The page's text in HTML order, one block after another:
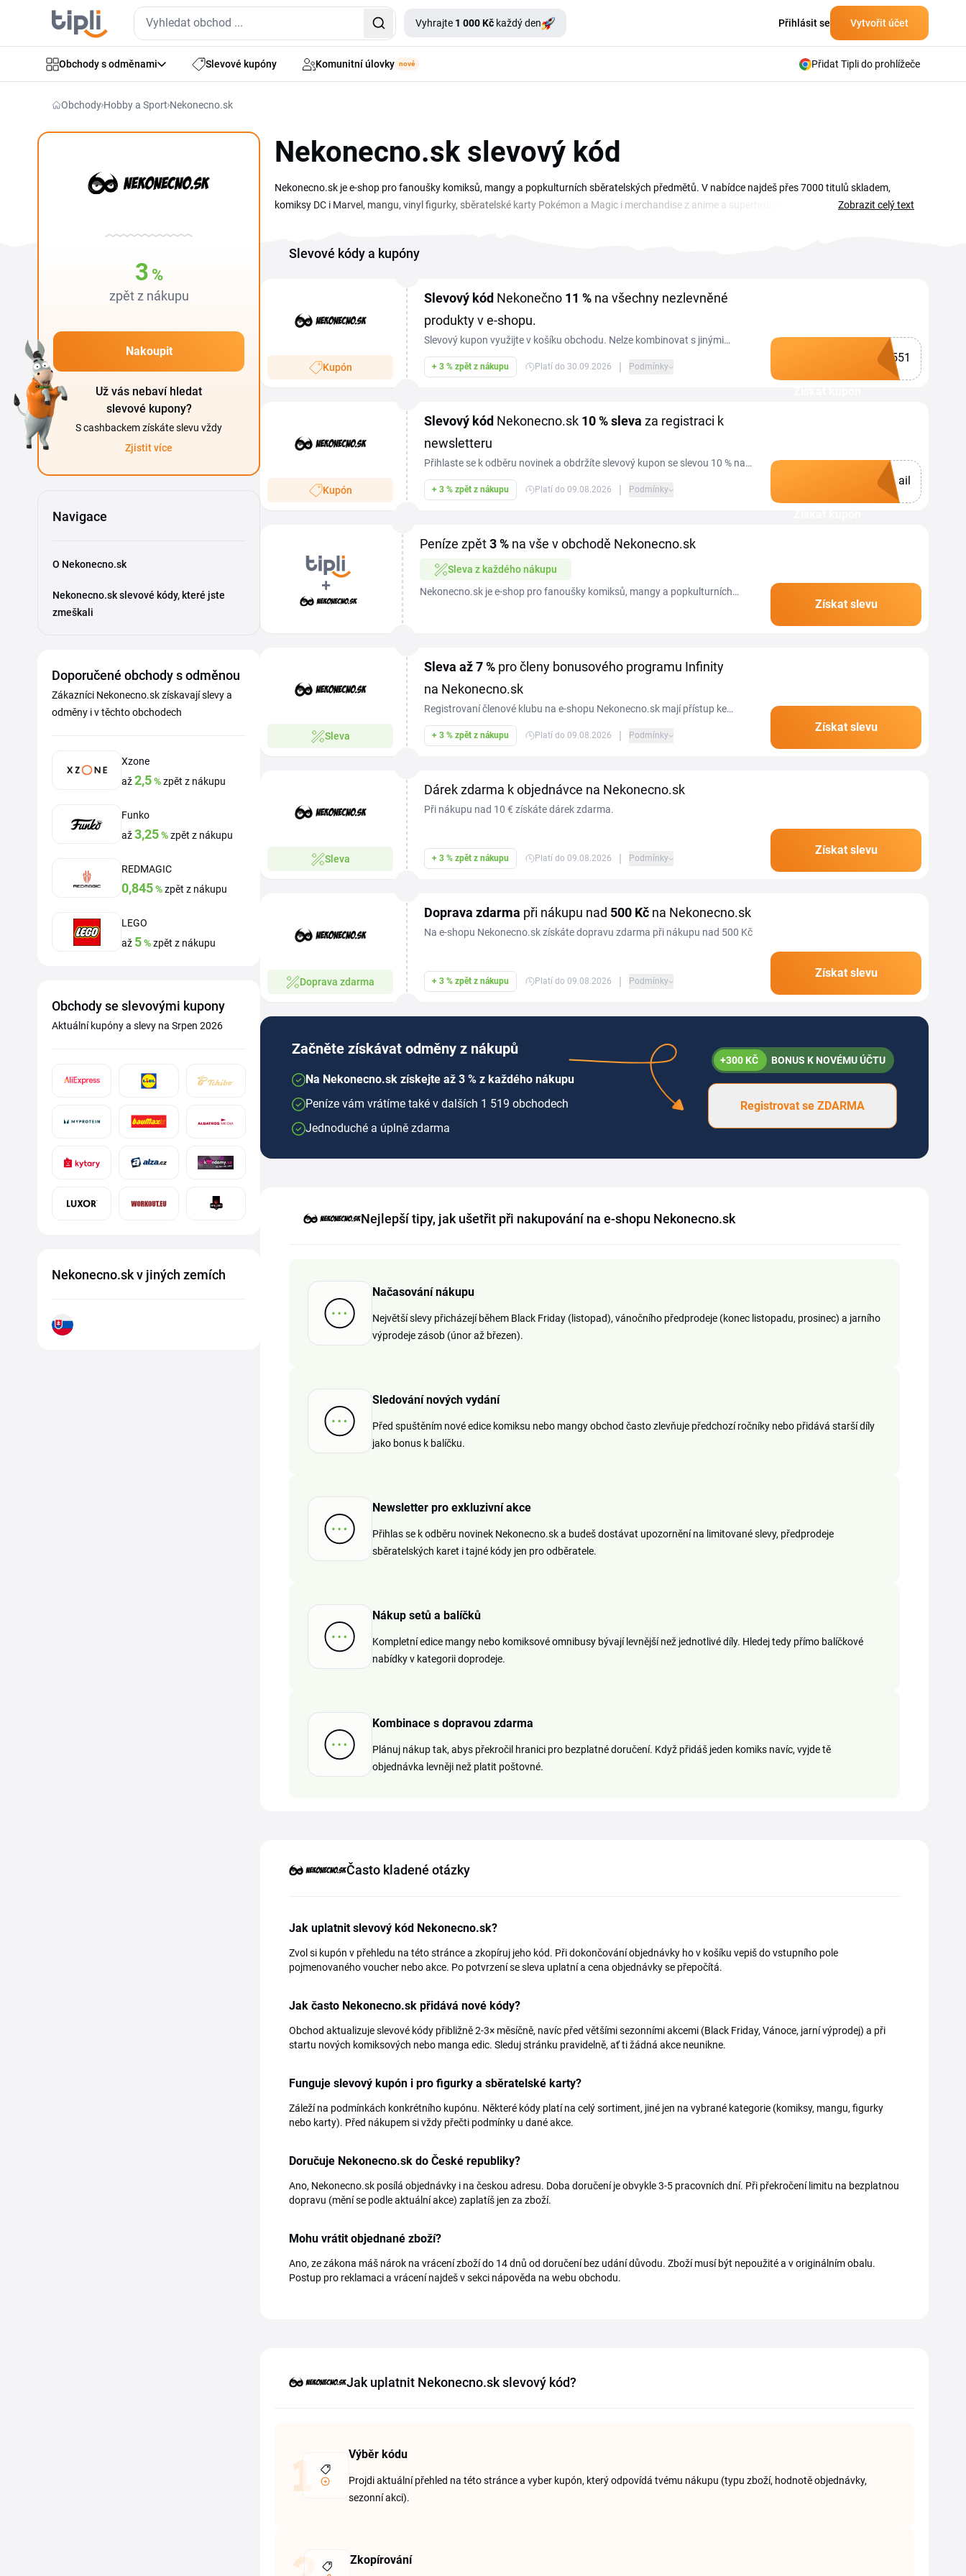
Vyhrajte 1 000 Kč každý den Přihlásit se Vytvořit účet
Obchody s odměnami Slevové kupóny Komunitní úlovky nové Přidat Tipli do prohlížeče
Obchody Hobby a Sport Nekonecno.sk
3 %
zpět z nákupu
Nakoupit
Už vás nebaví hledat
slevové kupony?
S cashbackem získáte slevu vždy
Zjistit více
Navigace
O Nekonecno.sk
Nekonecno.sk slevové kódy, které jste
zmeškali
Doporučené obchody s odměnou
Zákazníci Nekonecno.sk získavají slevy a
odměny i v těchto obchodech
Xzone
až2,5%zpět z nákupu
Funko
až3,25%zpět z nákupu
REDMAGIC
0,845%zpět z nákupu
LEGO
až 5%zpět z nákupu
Obchody se slevovými kupony
Aktuální kupóny a slevy na Srpen 2026
Nekonecno.sk v jiných zemích
Nekonecno.sk slevový kód
Nekonecno.sk je e-shop pro fanoušky komiksů, mangy a popkulturních sběratelských předmětů. V nabídce najdeš přes 7000 titulů skladem,
komiksy DC i Marvel, mangu, vinyl figurky, sběratelské karty Pokémon a Magic i merchandise z anime a superhrdinských sérií. Se slevovým
Sleduj stránku, ať ti neuteče žádná akce na nový komiksový týden ani skladový doprodej.
Zobrazit celý text
Slevové kódy a kupóny
Kupón
Slevový kód Nekonečno 11 % na všechny nezlevněné
produkty v e-shopu.
Slevový kupon využijte v košíku obchodu. Nelze kombinovat s jinými
slevami a/nebo s věrnostními body Infinito.
+ 3 % zpět z nákupu Platí do 30.09.2026 | Podmínky
551
Kupón
Slevový kód Nekonecno.sk 10 %sleva za registraci k
newsletteru
Přihlaste se k odběru novinek a obdržíte slevový kupon se slevou 10 % na
vaši první objednávku.
+ 3 % zpět z nákupu Platí do 09.08.2026 | Podmínky
ail
Peníze zpět3 % na vše v obchodě Nekonecno.sk
Sleva z každého nákupu
Nekonecno.sk je e-shop pro fanoušky komiksů, mangy a popkulturních
Získat slevu
Sleva
Sleva až 7 % pro členy bonusového programu Infinity
na Nekonecno.sk
Registrovaní členové klubu na e-shopu Nekonecno.sk mají přístup ke
speciálním slevám. Podmínky pro jejich získání a využití stanovuje obchod
a tyto informace jsou k dispozici na webu, kde se mohou průběžně
+ 3 % zpět z nákupu Platí do 09.08.2026 | Podmínky
Získat slevu
Sleva
Dárek zdarma k objednávce na Nekonecno.sk
Při nákupu nad 10 € získáte dárek zdarma.
+ 3 % zpět z nákupu Platí do 09.08.2026 | Podmínky
Získat slevu
Doprava zdarma
Doprava zdarma při nákupu nad 500 Kč na Nekonecno.sk
Na e-shopu Nekonecno.sk získáte dopravu zdarma při nákupu nad 500 Kč
+ 3 % zpět z nákupu Platí do 09.08.2026 | Podmínky
Získat slevu
Začněte získávat odměny z nákupů
Na Nekonecno.sk získejte až 3 % z každého nákupu
Peníze vám vrátíme také v dalších 1 519 obchodech
Jednoduché a úplně zdarma
+300 KČ BONUS K NOVÉMU ÚČTU
Registrovat se ZDARMA
Nejlepší tipy, jak ušetřit při nakupování na e-shopu Nekonecno.sk
Načasování nákupu
Největší slevy přicházejí během Black Friday (listopad), vánočního předprodeje (konec listopadu, prosinec) a jarního
výprodeje zásob (únor až březen).
Sledování nových vydání
Před spuštěním nové edice komiksu nebo mangy obchod často zlevňuje předchozí ročníky nebo přidává starší díly
jako bonus k balíčku.
Newsletter pro exkluzivní akce
Přihlas se k odběru novinek Nekonecno.sk a budeš dostávat upozornění na limitované slevy, předprodeje
sběratelských karet i tajné kódy jen pro odběratele.
Nákup setů a balíčků
Kompletní edice mangy nebo komiksové omnibusy bývají levnější než jednotlivé díly. Hledej tedy přímo balíčkové
nabídky v kategorii doprodeje.
Kombinace s dopravou zdarma
Plánuj nákup tak, abys překročil hranici pro bezplatné doručení. Když přidáš jeden komiks navíc, vyjde tě
objednávka levněji než platit poštovné.
Často kladené otázky
Jak uplatnit slevový kód Nekonecno.sk?
Zvol si kupón v přehledu na této stránce a zkopíruj jeho kód. Při dokončování objednávky ho v košíku vepiš do vstupního pole
pojmenovaného voucher nebo akce. Po potvrzení se sleva uplatní a cena objednávky se přepočítá.
Jak často Nekonecno.sk přidává nové kódy?
Obchod aktualizuje slevové kódy přibližně 2-3× měsíčně, navíc před většími sezonními akcemi (Black Friday, Vánoce, jarní výprodej) a při
startu nových komiksových nebo manga edic. Sleduj stránku pravidelně, ať ti žádná akce neunikne.
Funguje slevový kupón i pro figurky a sběratelské karty?
Záleží na podmínkách konkrétního kupónu. Některé kódy platí na celý sortiment, jiné jen na vybrané kategorie (komiksy, mangu, figurky
nebo karty). Před nákupem si vždy přečti podmínky u dané akce.
Doručuje Nekonecno.sk do České republiky?
Ano, Nekonecno.sk posílá objednávky i na českou adresu. Doba doručení je obvykle 3-5 pracovních dní. Při překročení limitu na bezplatnou
dopravu (mění se podle aktuální akce) zaplatíš jen za zboží.
Mohu vrátit objednané zboží?
Ano, ze zákona máš nárok na vrácení zboží do 14 dnů od doručení bez udání důvodu. Zboží musí být nepoužité a v originálním obalu.
Postup pro reklamaci a vrácení najdeš v sekci nápověda na webu obchodu.
Jak uplatnit Nekonecno.sk slevový kód?
Výběr kódu
Projdi aktuální přehled na této stránce a vyber kupón, který odpovídá tvému nákupu (typu zboží, hodnotě objednávky,
sezonní akci).
Zkopírování